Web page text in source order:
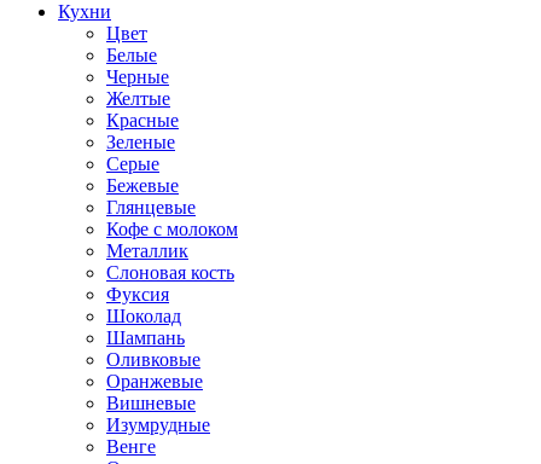
Кухни
Цвет
Белые
Черные
Желтые
Красные
Зеленые
Серые
Бежевые
Глянцевые
Кофе с молоком
Металлик
Слоновая кость
Фуксия
Шоколад
Шампань
Оливковые
Оранжевые
Вишневые
Изумрудные
Венге